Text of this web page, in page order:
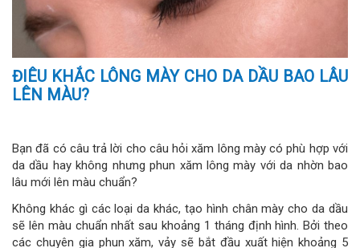
ĐIÊU KHẮC LÔNG MÀY CHO DA DẦU BAO LÂU
LÊN MÀU?
Bạn đã có câu trả lời cho câu hỏi xăm lông mày có phù hợp với
da dầu hay không nhưng phun xăm lông mày với da nhờn bao
lâu mới lên màu chuẩn?
Không khác gì các loại da khác, tạo hình chân mày cho da dầu
sẽ lên màu chuẩn nhất sau khoảng 1 tháng định hình. Bởi theo
các chuyên gia phun xăm, vảy sẽ bắt đầu xuất hiện khoảng 5